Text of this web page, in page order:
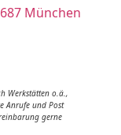
München
Werkstätten o.ä.,
Anrufe und Post
gerne